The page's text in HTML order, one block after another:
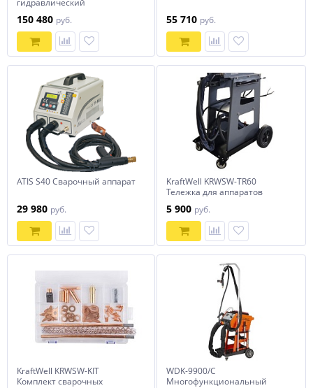
гидравлический
БГ20-150
150 480 руб. 55 710 руб.
ATIS S40 Сварочный аппарат
29 980 руб.
KraftWell KRWSW-TR60
Тележка для аппаратов
5 900 руб.
KraftWell KRWSW-KIT
Комплект сварочных
WDK-9900/C
Многофункциональный